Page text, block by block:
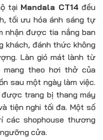
tại Mandala CT14 đều
tối ưu hóa ánh sáng tự
nhận được tia nắng ban
khách, đánh thức không
Làn gió mát lành từ
mang theo hơi thở của
sau một ngày làm việc.
được trang bị thang máy
tiện nghi tối đa. Một số
các shophouse thương
cửa.